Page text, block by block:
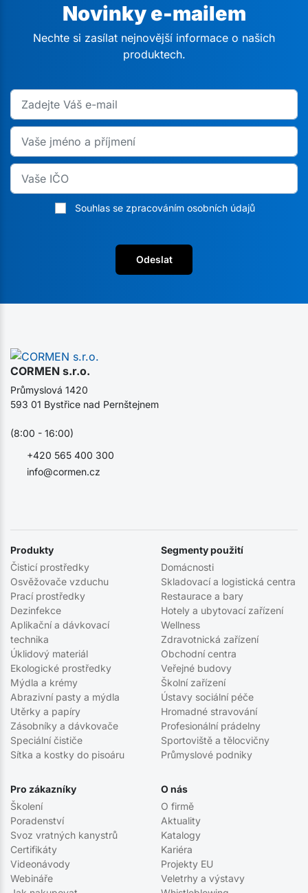
Novinky e-mailem
Nechte si zasílat nejnovější informace o našich
produktech.
Souhlas se zpracováním osobních údajů
Odeslat
CORMEN s.r.o.
info@cormen.cz
+420 565 400 300
Průmyslová 1420
593 01 Bystřice nad Pernštejnem
(8:00 - 16:00)
Produkty
Čisticí prostředky
Osvěžovače vzduchu
Prací prostředky
Dezinfekce
Aplikační a dávkovací
technika
Úklidový materiál
Ekologické prostředky
Mýdla a krémy
Abrazivní pasty a mýdla
Utěrky a papíry
Zásobníky a dávkovače
Speciální čističe
Sítka a kostky do pisoáru
Segmenty použití
Domácnosti
Skladovací a logistická centra
Restaurace a bary
Hotely a ubytovací zařízení
Wellness
Zdravotnická zařízení
Obchodní centra
Veřejné budovy
Školní zařízení
Ústavy sociální péče
Hromadné stravování
Profesionální prádelny
Sportoviště a tělocvičny
Průmyslové podniky
Pro zákazníky
Školení
Poradenství
Svoz vratných kanystrů
Certifikáty
Videonávody
Webináře
O nás
O firmě
Aktuality
Katalogy
Kariéra
Projekty EU
Veletrhy a výstavy